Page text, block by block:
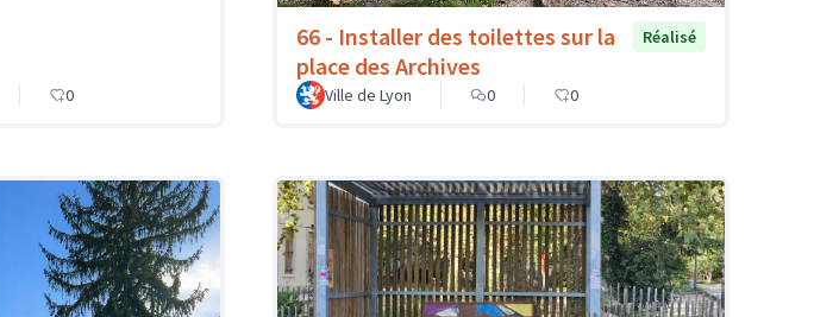
0
66 - Installer des toilettes sur la
place des Archives
Réalisé
Ville de Lyon 0 0